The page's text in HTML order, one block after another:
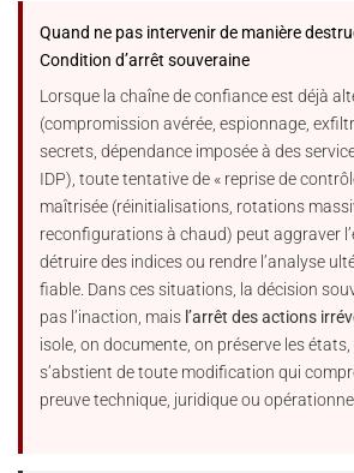
Quand ne pas intervenir de manière
Condition d’arrêt souveraine
Lorsque la chaîne de confiance est déjà
(compromission avérée, espionnage,
secrets, dépendance imposée à des
IDP), toute tentative de « reprise de
maîtrisée (réinitialisations, rotations
reconfigurations à chaud) peut aggraver
détruire des indices ou rendre l’analyse
fiable. Dans ces situations, la décision
pas l’inaction, mais l’arrêt des actions
isole, on documente, on préserve les états,
s’abstient de toute modification qui
preuve technique, juridique ou